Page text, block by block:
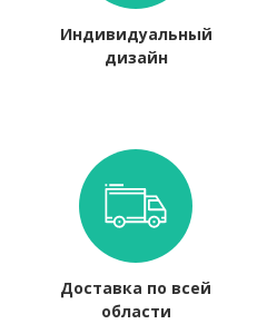
Индивидуальный
дизайн
Доставка по всей
области